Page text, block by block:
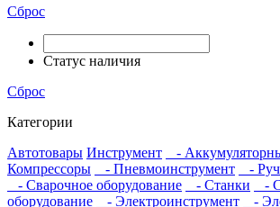
Сброс
Статус наличия
Сброс
Категории
Автотовары Инструмент -
Компрессоры
- Пневмоинструмент
-
- Сварочное оборудование
- Станки
-
оборудование
- Электроинструмент
-